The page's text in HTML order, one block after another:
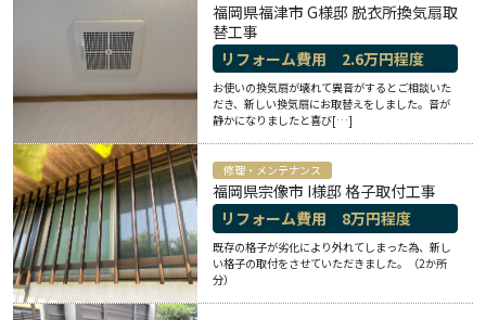
福岡県福津市 G様邸 脱衣所換気扇取
替工事
リフォーム費用 2.6万円程度
お使いの換気扇が壊れて異音がするとご相談いた
だき、新しい換気扇にお取替えをしました。音が
静かになりましたと喜び[…]
修理・メンテナンス
福岡県宗像市 I様邸 格子取付工事
リフォーム費用 8万円程度
既存の格子が劣化により外れてしまった為、新し
い格子の取付をさせていただきました。（2か所
分）